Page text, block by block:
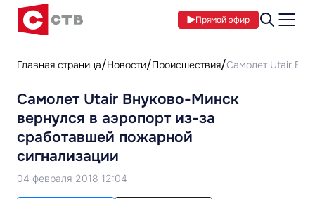
Прямой эфир
Главная страница Новости Происшествия Самолет Utair
Самолет Utair Внуково-Минск
вернулся в аэропорт из-за
сработавшей пожарной
сигнализации
04 февраля 2018 12:04